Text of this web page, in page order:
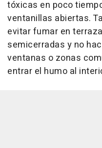
tóxicas en poco
ventanillas abiertas.
evitar fumar en
semicerradas y no
ventanas o zonas
entrar el humo al